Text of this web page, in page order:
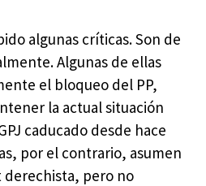
algunas críticas. Son de
Algunas de ellas
el bloqueo del PP,
la actual situación
caducado desde hace
por el contrario, asumen
pero no